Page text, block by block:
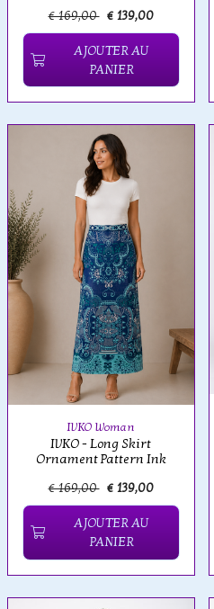
€ 169,00 € 139,00
AJOUTER AU
PANIER
IVKO Woman
IVKO - Long Skirt
Ornament Pattern Ink
€ 169,00 € 139,00
AJOUTER AU
PANIER